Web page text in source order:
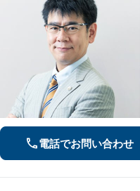
電話でお問い合わせ